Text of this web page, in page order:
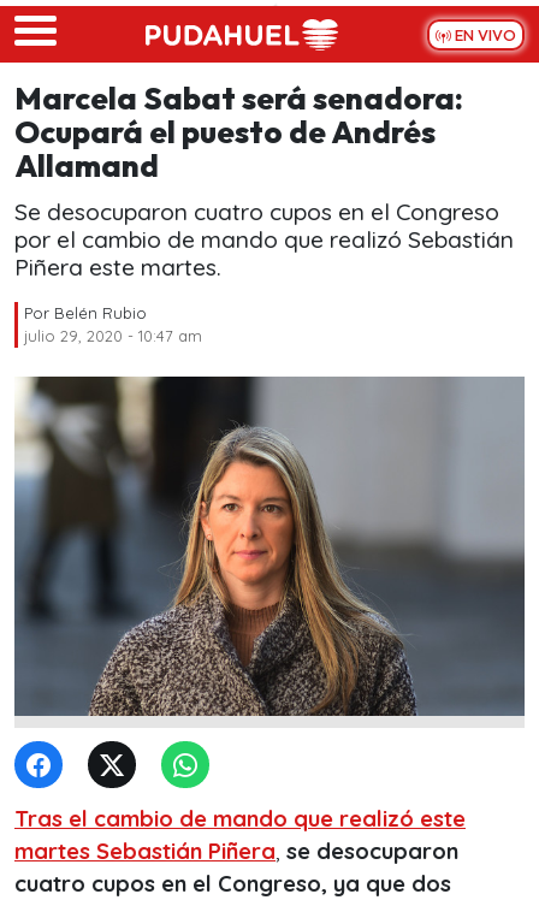
Skip to main content
EN VIVO
Marcela Sabat será senadora:
Ocupará el puesto de Andrés
Allamand
Se desocuparon cuatro cupos en el Congreso
por el cambio de mando que realizó Sebastián
Piñera este martes.
Por Belén Rubio
julio 29, 2020 - 10:47 am
Tras el cambio de mando que realizó este
martes Sebastián Piñera, se desocuparon
cuatro cupos en el Congreso, ya que dos